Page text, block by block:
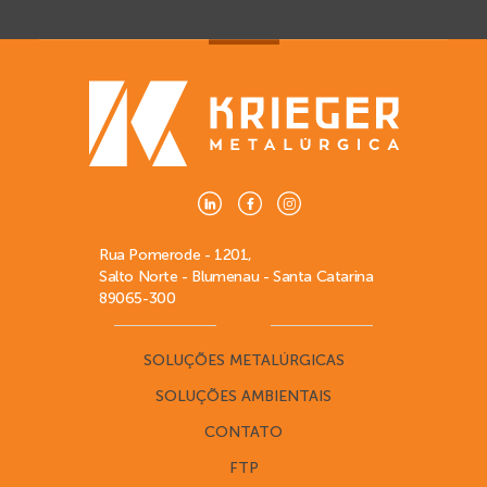
Rua Pomerode - 1201,
Salto Norte - Blumenau - Santa Catarina
89065-300
SOLUÇÕES METALÚRGICAS
SOLUÇÕES AMBIENTAIS
CONTATO
FTP